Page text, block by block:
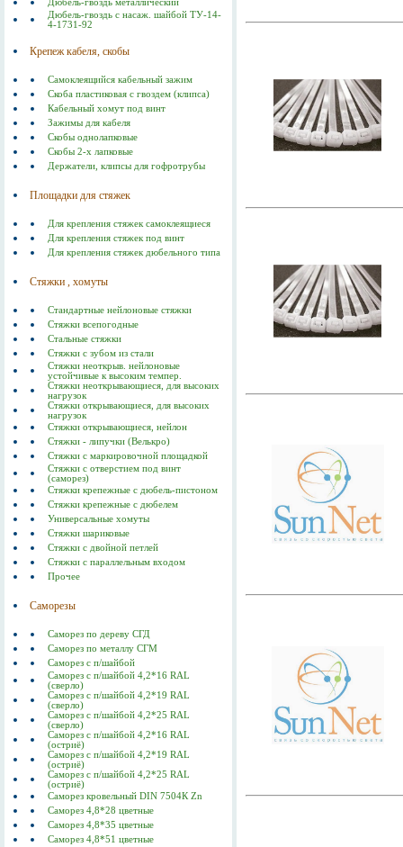
Дюбель-гвоздь с насаж. шайбой ТУ-14-
4-1731-92
Крепеж кабеля, скобы
Самоклеящийся кабельный зажим
Скоба пластиковая с гвоздем (клипса)
Кабельный хомут под винт
Зажимы для кабеля
Скобы однолапковые
Скобы 2-х лапковые
Держатели, клипсы для гофротрубы
Площадки для стяжек
Для крепления стяжек самоклеящиеся
Для крепления стяжек под винт
Для крепления стяжек дюбельного типа
Стяжки , хомуты
Стандартные нейлоновые стяжки
Стяжки всепогодные
Стальные стяжки
Cтяжки с зубом из стали
Стяжки неоткрыв. нейлоновые
устойчивые к высоким темпер.
Стяжки неоткрывающиеся, для высоких
нагрузок
Стяжки открывающиеся, для высоких
нагрузок
Стяжки открывающиеся, нейлон
Стяжки - липучки (Велькро)
Стяжки с маркировочной площадкой
Стяжки с отверстием под винт
(саморез)
Стяжки крепежные с дюбель-пистоном
Стяжки крепежные с дюбелем
Универсальные хомуты
Стяжки шариковые
Стяжки с двойной петлей
Стяжки с параллельным входом
Прочее
Саморезы
Саморез по дереву СГД
Саморез по металлу СГМ
Саморез с п/шайбой
Саморез с п/шайбой 4,2*16 RAL
(сверло)
Саморез с п/шайбой 4,2*19 RAL
(сверло)
Саморез с п/шайбой 4,2*25 RAL
(сверло)
Саморез с п/шайбой 4,2*16 RAL
(остриё)
Саморез с п/шайбой 4,2*19 RAL
(остриё)
Саморез с п/шайбой 4,2*25 RAL
(остриё)
Саморез кровельный DIN 7504К Zn
Саморез 4,8*28 цветные
Саморез 4,8*35 цветные
Саморез 4,8*51 цветные